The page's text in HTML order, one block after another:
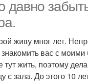
давно
живу мног лет.
вас с
жить, поэтому
с зала. До этого 10